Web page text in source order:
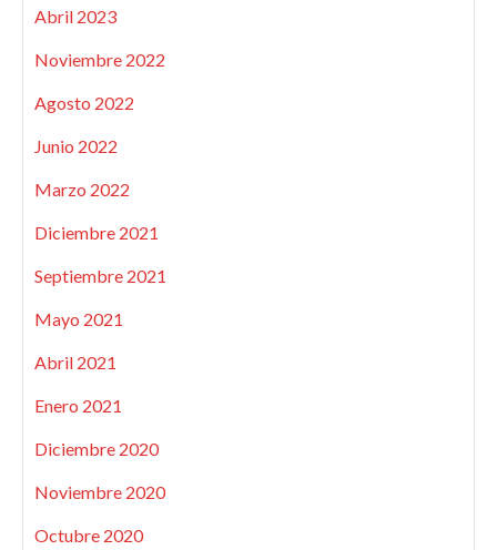
Abril 2023
Noviembre 2022
Agosto 2022
Junio 2022
Marzo 2022
Diciembre 2021
Septiembre 2021
Mayo 2021
Abril 2021
Enero 2021
Diciembre 2020
Noviembre 2020
Octubre 2020